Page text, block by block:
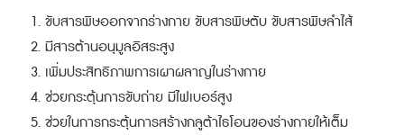
ขับสารพิษออกจากร่างกาย ขับสารพิษตับ ขับสารพิษลำไส้
มีสารต้านอนุมูลอิสระสูง
เพิ่มประสิทธิภาพการเผาผลาญในร่างกาย
ช่วยกระตุ้นการขับถ่าย มีไฟเบอร์สูง
ช่วยในการกระตุ้นการสร้างกลูต้าไธโอนของร่างกายให้เต็ม